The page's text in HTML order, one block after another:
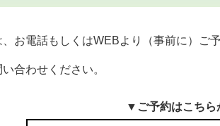
、お電話もしくはWEBより（事前に）ご
合わせください。
▼ご予約はこち